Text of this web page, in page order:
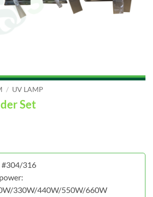
/ UV LAMP
Set
#304/316
330W/440W/550W/660W